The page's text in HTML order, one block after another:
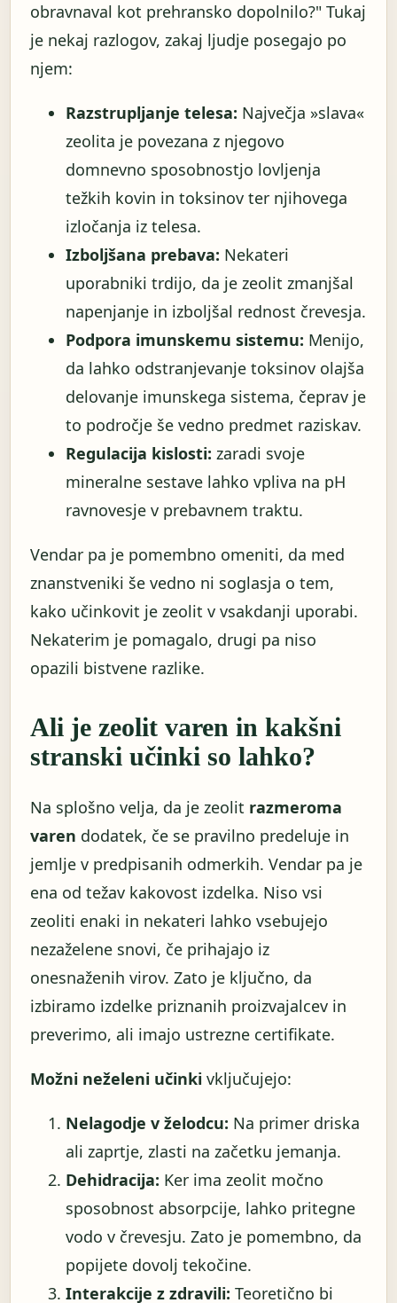
obravnaval kot prehransko dopolnilo?" Tukaj
je nekaj razlogov, zakaj ljudje posegajo po
njem:
Razstrupljanje telesa: Največja »slava«
zeolita je povezana z njegovo
domnevno sposobnostjo lovljenja
težkih kovin in toksinov ter njihovega
izločanja iz telesa.
Izboljšana prebava: Nekateri
uporabniki trdijo, da je zeolit ​​zmanjšal
napenjanje in izboljšal rednost črevesja.
Podpora imunskemu sistemu: Menijo,
da lahko odstranjevanje toksinov olajša
delovanje imunskega sistema, čeprav je
to področje še vedno predmet raziskav.
Regulacija kislosti: zaradi svoje
mineralne sestave lahko vpliva na pH
ravnovesje v prebavnem traktu.
Vendar pa je pomembno omeniti, da med
znanstveniki še vedno ni soglasja o tem,
kako učinkovit je zeolit ​​v vsakdanji uporabi.
Nekaterim je pomagalo, drugi pa niso
opazili bistvene razlike.
Ali je zeolit ​​varen in kakšni
stranski učinki so lahko?
Na splošno velja, da je zeolit ​​razmeroma
varen dodatek, če se pravilno predeluje in
jemlje v predpisanih odmerkih. Vendar pa je
ena od težav kakovost izdelka. Niso vsi
zeoliti enaki in nekateri lahko vsebujejo
nezaželene snovi, če prihajajo iz
onesnaženih virov. Zato je ključno, da
izbiramo izdelke priznanih proizvajalcev in
preverimo, ali imajo ustrezne certifikate.
Možni neželeni učinki vključujejo:
Nelagodje v želodcu: Na primer driska
ali zaprtje, zlasti na začetku jemanja.
Dehidracija: Ker ima zeolit ​​močno
sposobnost absorpcije, lahko pritegne
vodo v črevesju. Zato je pomembno, da
popijete dovolj tekočine.
Interakcije z zdravili: Teoretično bi